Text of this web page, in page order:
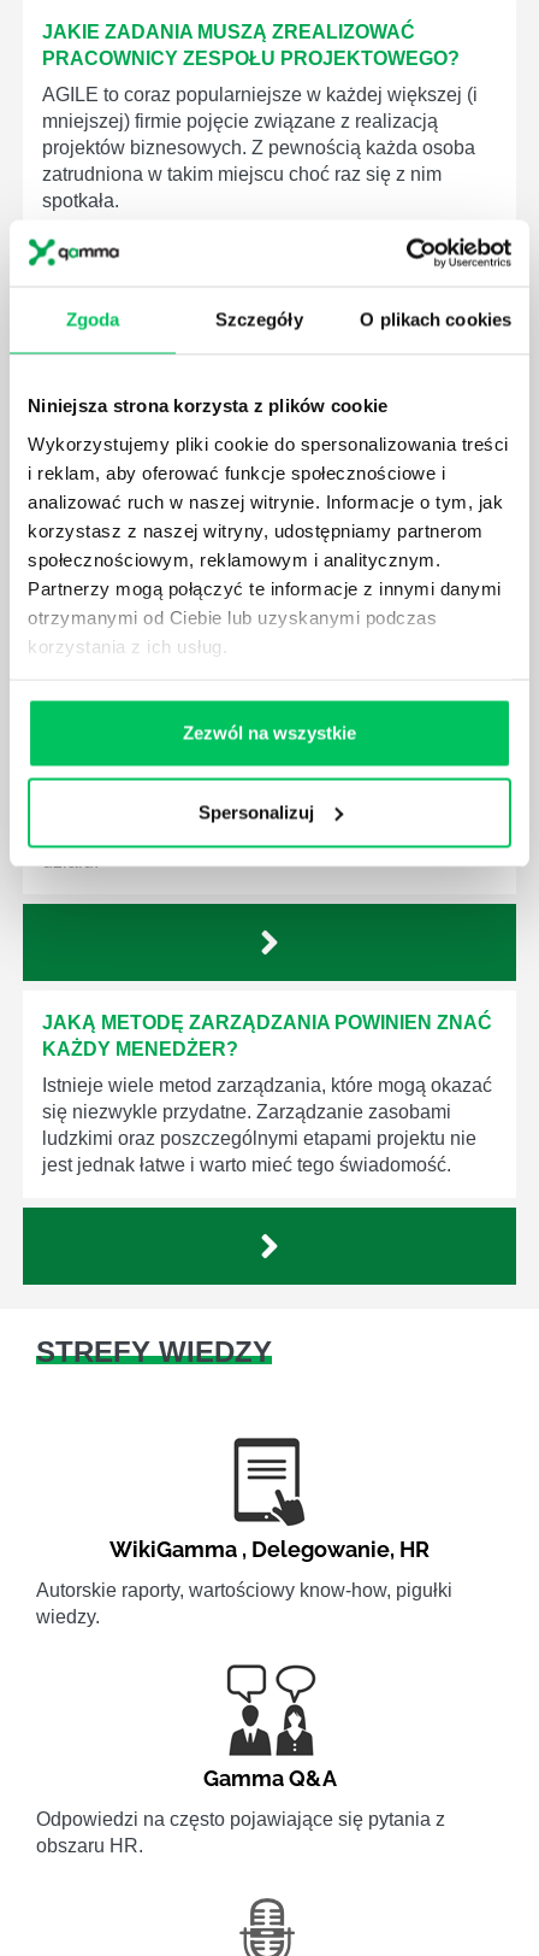
Zgoda Szczegóły O plikach cookies
Niniejsza strona korzysta z plików cookie
Wykorzystujemy pliki cookie do spersonalizowania treści
i reklam, aby oferować funkcje społecznościowe i
analizować ruch w naszej witrynie. Informacje o tym, jak
korzystasz z naszej witryny, udostępniamy partnerom
społecznościowym, reklamowym i analitycznym.
Partnerzy mogą połączyć te informacje z innymi danymi
otrzymanymi od Ciebie lub uzyskanymi podczas
korzystania z ich usług.
Zezwól na wszystkie
Spersonalizuj
JAKIE ZADANIA MUSZĄ ZREALIZOWAĆ
PRACOWNICY ZESPOŁU PROJEKTOWEGO?
AGILE to coraz popularniejsze w każdej większej (i
mniejszej) firmie pojęcie związane z realizacją
projektów biznesowych. Z pewnością każda osoba
zatrudniona w takim miejscu choć raz się z nim
spotkała.
kompetentnych pracowników nie będzie w stanie
sprawnie realizować swoich zadań, jeśli zabraknie w
nim odpowiedniego kierownictwa. Zawsze
niezbędna jest osoba nadzorująca wszystkie
czynności wykonywane przez pracowników.
KOMPETENCJE MENEDŻERSKIE?
Menedżer to niezwykle ważne stanowisko w każdej
firmie. Osoba je pełniąca jest w pełni odpowiedzialna
JAKĄ METODĘ ZARZĄDZANIA POWINIEN ZNAĆ
KAŻDY MENEDŻER?
Istnieje wiele metod zarządzania, które mogą okazać
się niezwykle przydatne. Zarządzanie zasobami
ludzkimi oraz poszczególnymi etapami projektu nie
jest jednak łatwe i warto mieć tego świadomość.
STREFY WIEDZY
WikiGamma , Delegowanie, HR
Autorskie raporty, wartościowy know-how, pigułki
wiedzy.
Gamma Q&A
Odpowiedzi na często pojawiające się pytania z
obszaru HR.